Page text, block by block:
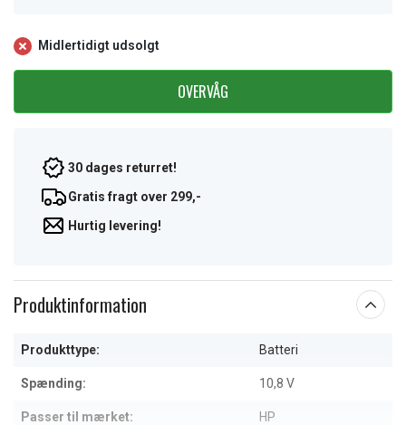
Midlertidigt udsolgt
OVERVÅG
30 dages returret!
Gratis fragt over 299,-
Hurtig levering!
Produktinformation
Produkttype: Batteri
Spænding: 10,8 V
Passer til mærket: HP